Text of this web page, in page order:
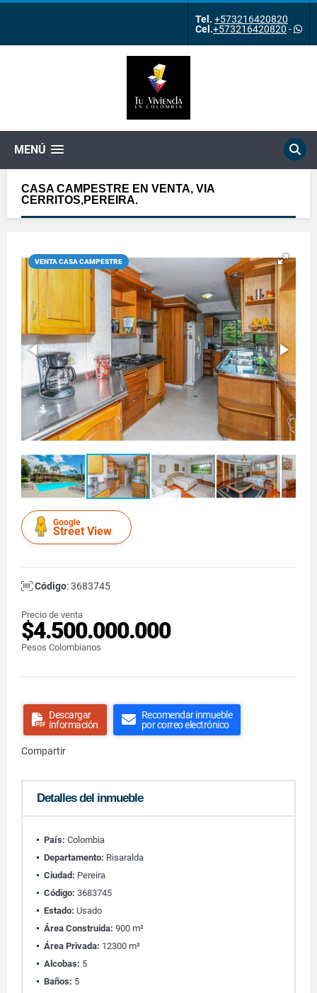
Tel. +573216420820
Cel.+573216420820 -
MENÚ
CASA CAMPESTRE EN VENTA, VIA
CERRITOS,PEREIRA.
VENTA CASA CAMPESTRE
Google
Street View
Código: 3683745
Precio de venta
$4.500.000.000
Pesos Colombianos
Descargar
información
Recomendar inmueble
por correo electrónico
Compartir
Detalles del inmueble
País: Colombia
Departamento: Risaralda
Ciudad: Pereira
Código: 3683745
Estado: Usado
Área Construida: 900 m²
Área Privada: 12300 m²
Alcobas: 5
Baños: 5